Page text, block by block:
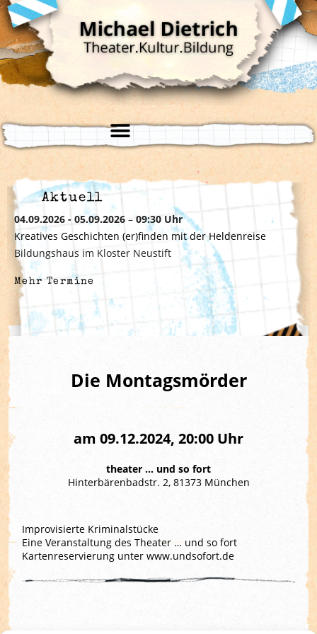
Aktuell
04.09.2026 - 05.09.2026 –09:30 Uhr
Kreatives Geschichten (er)finden mit der Heldenreise
Bildungshaus im Kloster Neustift
Mehr Termine
Die Montagsmörder
am 09.12.2024, 20:00 Uhr
theater … und so fort
Hinterbärenbadstr. 2, 81373 München
Improvisierte Kriminalstücke
Eine Veranstaltung des Theater … und so fort
Kartenreservierung unterwww.undsofort.de